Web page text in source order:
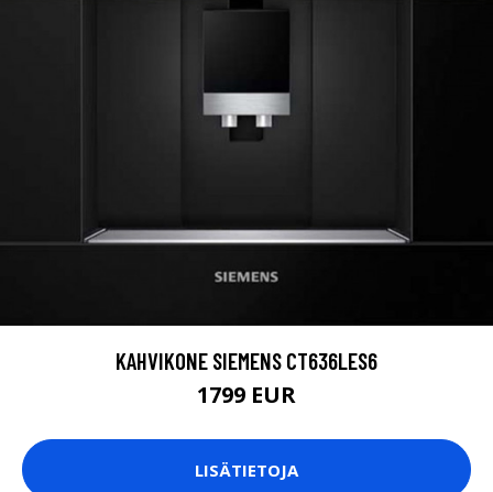
KAHVIKONE SIEMENS CT636LES6
1799 EUR
LISÄTIETOJA